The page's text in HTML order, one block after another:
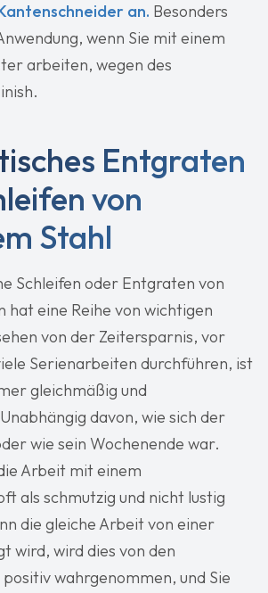
an. Besonders
wenn Sie mit einem
arbeiten, wegen des
Entgraten
von
Stahl
Schleifen oder Entgraten von
hat eine Reihe von wichtigen
von der Zeitersparnis, vor
Serienarbeiten durchführen, ist
gleichmäßig und
davon, wie sich der
wie sein Wochenende war.
Arbeit mit einem
als schmutzig und nicht lustig
die gleiche Arbeit von einer
wird, wird dies von den
wahrgenommen, und Sie